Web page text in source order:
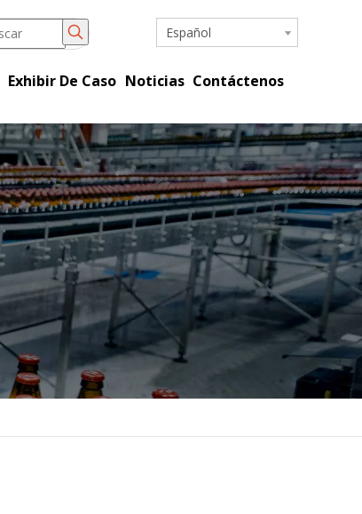
Español
Exhibir De Caso Noticias Contáctenos